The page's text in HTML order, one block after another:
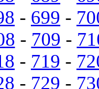
- 699 -
- 709 -
- 719 -
- 729 -